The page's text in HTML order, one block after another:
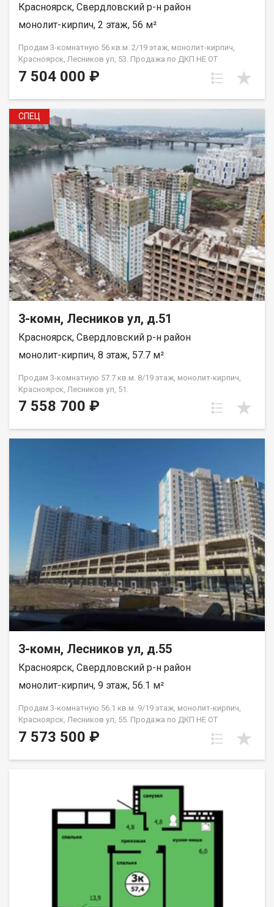
Красноярск, Свердловский р-н район
монолит-кирпич, 2 этаж, 56 м²
Продам 3-комнатную 56 кв.м. 2/19 этаж, монолит-кирпич,
Красноярск, Лесников ул, 53. Продажа по ДКП НЕ ОТ
ЗАСТРОЙЩИКА
7 504 000 ₽
СПЕЦ
3-комн, Лесников ул, д.51
Красноярск, Свердловский р-н район
монолит-кирпич, 8 этаж, 57.7 м²
Продам 3-комнатную 57.7 кв.м. 8/19 этаж, монолит-кирпич,
Красноярск, Лесников ул, 51.
7 558 700 ₽
3-комн, Лесников ул, д.55
Красноярск, Свердловский р-н район
монолит-кирпич, 9 этаж, 56.1 м²
Продам 3-комнатную 56.1 кв.м. 9/19 этаж, монолит-кирпич,
Красноярск, Лесников ул, 55. Продажа по ДКП НЕ ОТ
ЗАСТРОЙЩИКА
7 573 500 ₽